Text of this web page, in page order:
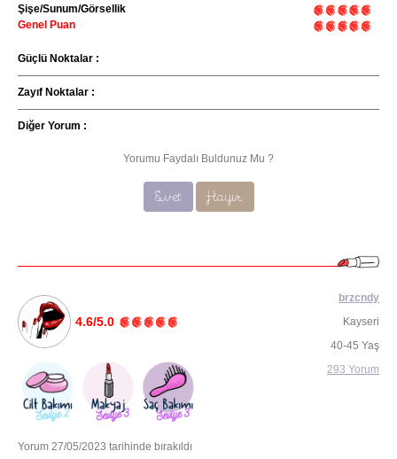
Şişe/Sunum/Görsellik
Genel Puan
Güçlü Noktalar :
Zayıf Noktalar :
Diğer Yorum :
Yorumu Faydalı Buldunuz Mu ?
Evet Hayır
4.6/5.0
Yorum 27/05/2023 tarihinde bırakıldı
brzcndy
Kayseri
40-45 Yaş
293 Yorum